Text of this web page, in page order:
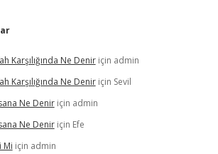
Karşılığında Ne Deniriçin admin
Karşılığında Ne Deniriçin Sevil
Ne Deniriçin admin
Ne Deniriçin Efe
Mi için admin